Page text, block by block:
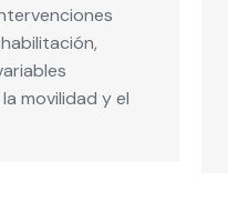
movilidad y el